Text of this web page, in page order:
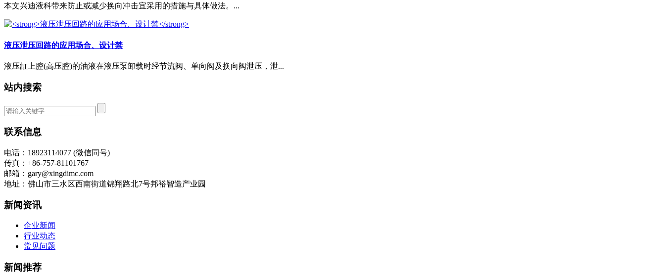
本文兴迪液科带来防止或减少换向冲击宜采用的措施与具体做法。...
液压泄压回路的应用场合、设计禁
液压缸上腔(高压腔)的油液在液压泵卸载时经节流阀、单向阀及换向阀泄压，泄...
站内搜索
联系信息
电话：18923114077 (微信同号)
传真：+86-757-81101767
邮箱：gary@xingdimc.com
地址：佛山市三水区西南街道锦翔路北7号邦裕智造产业园
新闻资讯
企业新闻
行业动态
常见问题
新闻推荐